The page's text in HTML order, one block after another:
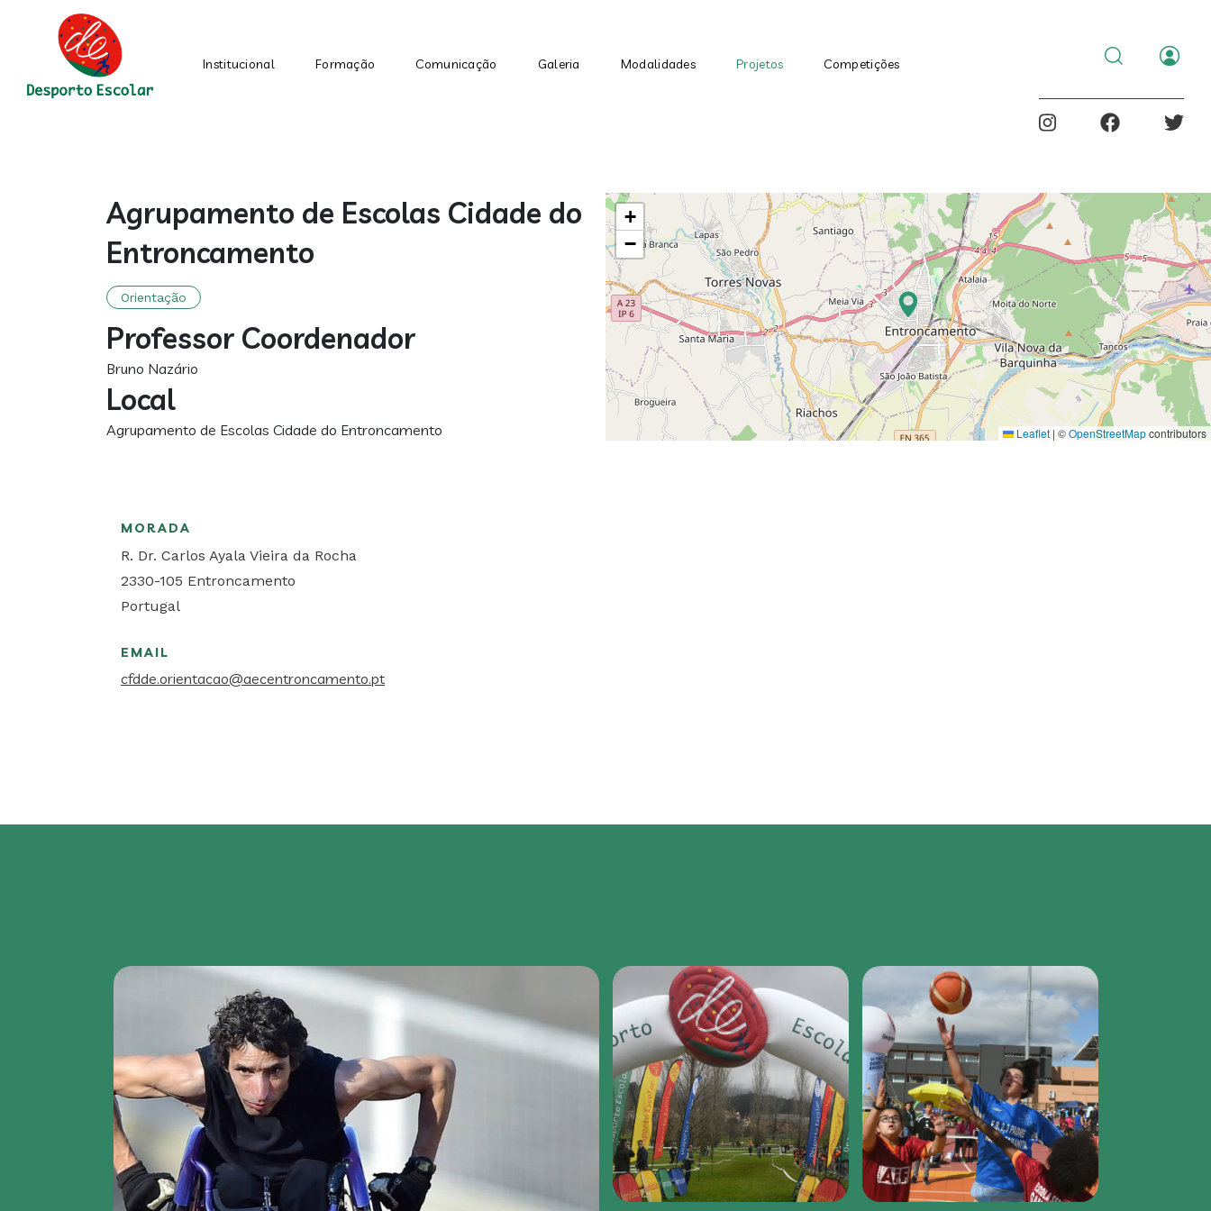
Institucional Formação Comunicação Galeria Modalidades Projetos Competições
Menu
de
contentAgrupamento de Escolas Cidade do
Entroncamento
Orientação
Professor Coordenador
Bruno Nazário
Local
Agrupamento de Escolas Cidade do Entroncamento
+
−
Leaflet | ©OpenStreetMapcontributors
MORADA
R. Dr. Carlos Ayala Vieira da Rocha
2330-105 Entroncamento
Portugal
EMAIL
cfdde.orientacao@aecentroncamento.pt
Region
featured
bottom
first